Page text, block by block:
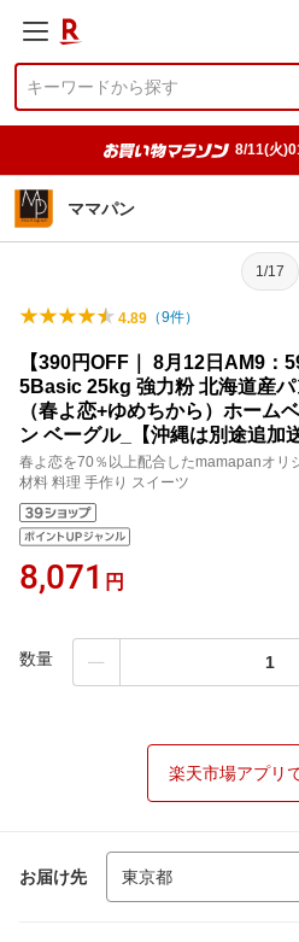
8/11(火
ママパン
1/17
4.89 （9件）
【390円OFF｜ 8月12日AM9：
5Basic 25kg 強力粉 北海道産
（春よ恋+ゆめちから）ホーム
ン ベーグル_【沖縄は別途追加
春よ恋を70％以上配合したmamapanオリ
材料 料理 手作り スイーツ
8,071 円
数量
楽天市場アプリ
お届け先